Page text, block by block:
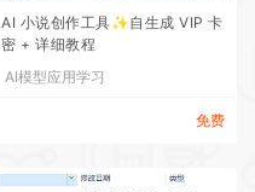
AI 小说创作工具✨自生成 VIP 卡
密 + 详细教程
AI模型应用学习
免费